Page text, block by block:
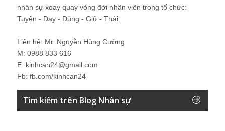
nhân sự xoay quay vòng đời nhân viên trong tổ chức:
Tuyển - Dạy - Dùng - Giữ - Thải.
Liên hệ: Mr. Nguyễn Hùng Cường
M: 0988 833 616
E: kinhcan24@gmail.com
Fb: fb.com/kinhcan24
Tìm kiếm trên Blog Nhân sự